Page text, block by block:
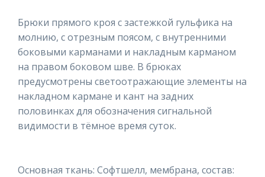
Брюки прямого кроя с застежкой гульфика на
молнию, с отрезным поясом, с внутренними
боковыми карманами и накладным карманом
на правом боковом шве. В брюках
предусмотрены светоотражающие элементы на
накладном кармане и кант на задних
половинках для обозначения сигнальной
видимости в тёмное время суток.
Основная ткань: Софтшелл, мембрана, состав: